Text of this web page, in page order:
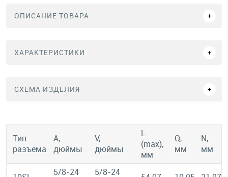
ОПИСАНИЕ ТОВАРА
ХАРАКТЕРИСТИКИ
СХЕМА ИЗДЕЛИЯ
Тип
разъема
A,
дюймы
V,
дюймы
L
(max),
мм
Q,
мм
N,
мм
5/8-24
5/8-24